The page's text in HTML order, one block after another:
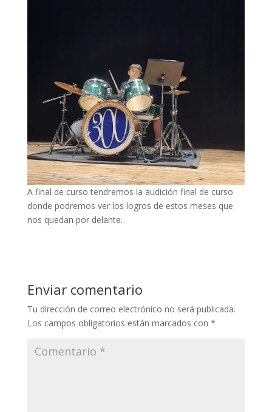
A final de curso tendremos la audición final de curso
donde podremos ver los logros de estos meses que
nos quedan por delante.
Enviar comentario
Tu dirección de correo electrónico no será publicada.
Los campos obligatorios están marcados con *